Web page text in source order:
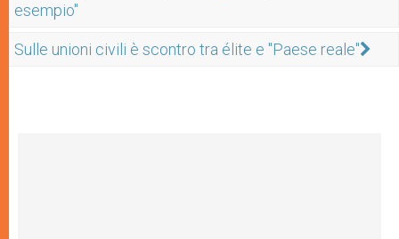
esempio"
Sulle unioni civili è scontro tra élite e "Paese reale"